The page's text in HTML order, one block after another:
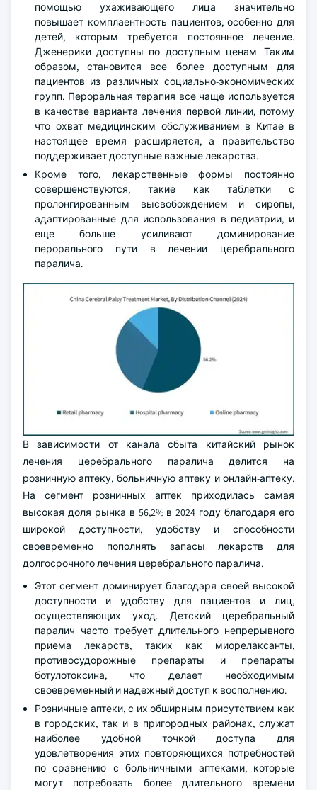
помощью ухаживающего лица значительно
повышает комплаентность пациентов, особенно для
детей, которым требуется постоянное лечение.
Дженерики доступны по доступным ценам. Таким
образом, становится все более доступным для
пациентов из различных социально-экономических
групп. Пероральная терапия все чаще используется
в качестве варианта лечения первой линии, потому
что охват медицинским обслуживанием в Китае в
настоящее время расширяется, а правительство
поддерживает доступные важные лекарства.
Кроме того, лекарственные формы постоянно
совершенствуются, такие как таблетки с
пролонгированным высвобождением и сиропы,
адаптированные для использования в педиатрии, и
еще больше усиливают доминирование
перорального пути в лечении церебрального
паралича.
В зависимости от канала сбыта китайский рынок
лечения церебрального паралича делится на
розничную аптеку, больничную аптеку и онлайн-аптеку.
На сегмент розничных аптек приходилась самая
высокая доля рынка в 56,2% в 2024 году благодаря его
широкой доступности, удобству и способности
своевременно пополнять запасы лекарств для
долгосрочного лечения церебрального паралича.
Этот сегмент доминирует благодаря своей высокой
доступности и удобству для пациентов и лиц,
осуществляющих уход. Детский церебральный
паралич часто требует длительного непрерывного
приема лекарств, таких как миорелаксанты,
противосудорожные препараты и препараты
ботулотоксина, что делает необходимым
своевременный и надежный доступ к восполнению.
Розничные аптеки, с их обширным присутствием как
в городских, так и в пригородных районах, служат
наиболее удобной точкой доступа для
удовлетворения этих повторяющихся потребностей
по сравнению с больничными аптеками, которые
могут потребовать более длительного времени